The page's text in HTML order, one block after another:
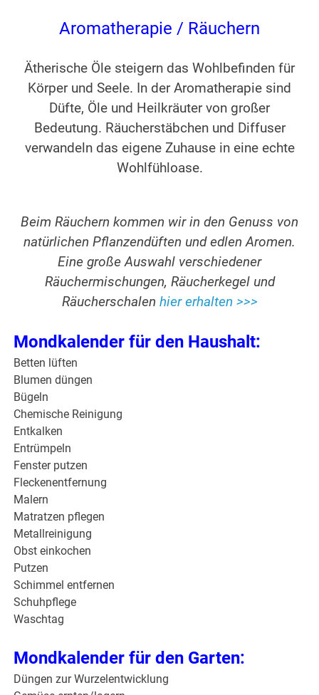
Aromatherapie / Räuchern
Ätherische Öle steigern das Wohlbefinden für
Körper und Seele. In der Aromatherapie sind
Düfte, Öle und Heilkräuter von großer
Bedeutung. Räucherstäbchen und Diffuser
verwandeln das eigene Zuhause in eine echte
Wohlfühloase.
Beim Räuchern kommen wir in den Genuss von
natürlichen Pflanzendüften und edlen Aromen.
Eine große Auswahl verschiedener
Räuchermischungen, Räucherkegel und
Räucherschalen hier erhalten >>>
Mondkalender für den Haushalt:
Betten lüften
Blumen düngen
Bügeln
Chemische Reinigung
Entkalken
Entrümpeln
Fenster putzen
Fleckenentfernung
Malern
Matratzen pflegen
Metallreinigung
Obst einkochen
Putzen
Schimmel entfernen
Schuhpflege
Waschtag
Mondkalender für den Garten:
Düngen zur Wurzelentwicklung